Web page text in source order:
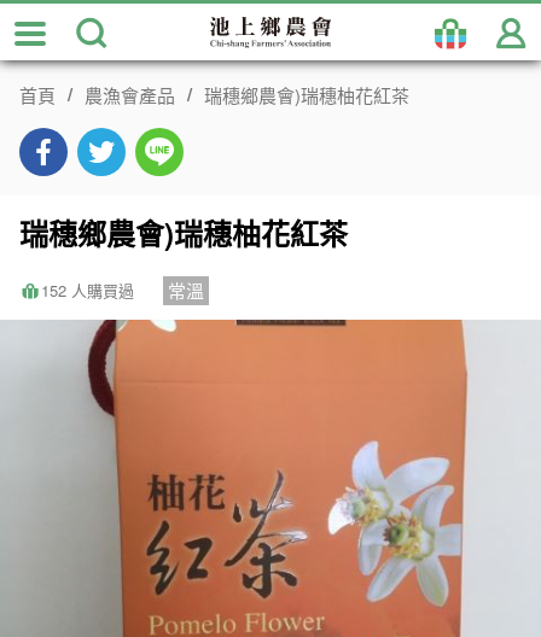
跳
到
主
首頁 農漁會產品 瑞穗鄉農會)瑞穗柚花紅茶
瑞穗鄉農會)瑞穗柚花紅茶
152 人購買過 常溫